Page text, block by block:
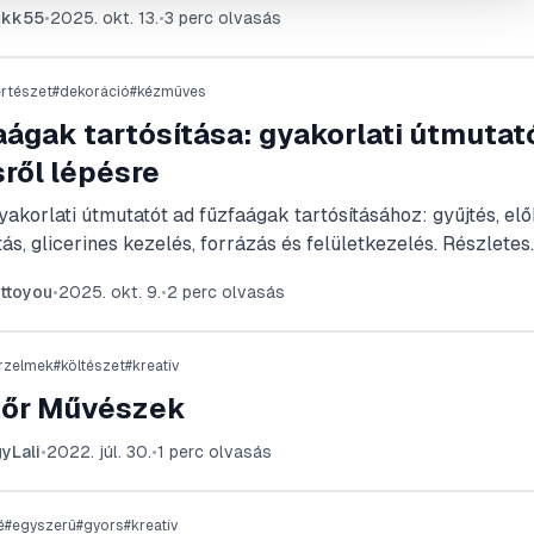
anyagokból egy tökéletes és tartós darabot. A
lesz, amely garantáltan megkoronázza az
•2025. okt. 13.•3 perc olvasás
#dekoráció#kézműves
tartósítása: gyakorlati
lépésre
útmutatót ad fűzfaágak tartósításához: gyűjtés,
glicerines kezelés, forrázás és felületkezelés. Részletes
és hibamegelőző tanácsokat is tartalmaz, gyakorlati
készítéséhez.
•2025. okt. 9.•2 perc olvasás
#költészet#kreatív
Művészek
•2022. júl. 30.•1 perc olvasás
#egyszerű#gyors#kreatív